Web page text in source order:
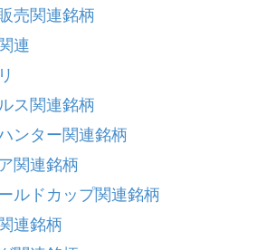
売関連銘柄
連
ス関連銘柄
ンター関連銘柄
関連銘柄
ルドカップ関連銘柄
連銘柄